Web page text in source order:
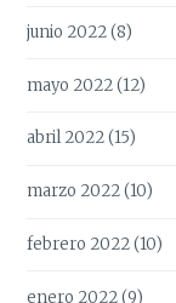
junio 2022(8)
mayo 2022(12)
abril 2022(15)
marzo 2022(10)
febrero 2022(10)
enero 2022(9)